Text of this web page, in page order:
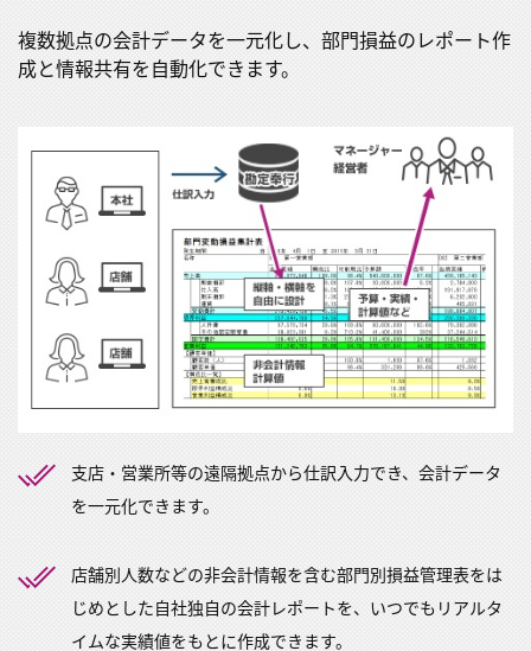
複数拠点の会計データを一元化し、部門損益のレポート作
成と情報共有を自動化できます。
支店・営業所等の遠隔拠点から仕訳入力でき、会計データ
を一元化できます。
店舗別人数などの非会計情報を含む部門別損益管理表をは
じめとした自社独自の会計レポートを、いつでもリアルタ
イムな実績値をもとに作成できます。